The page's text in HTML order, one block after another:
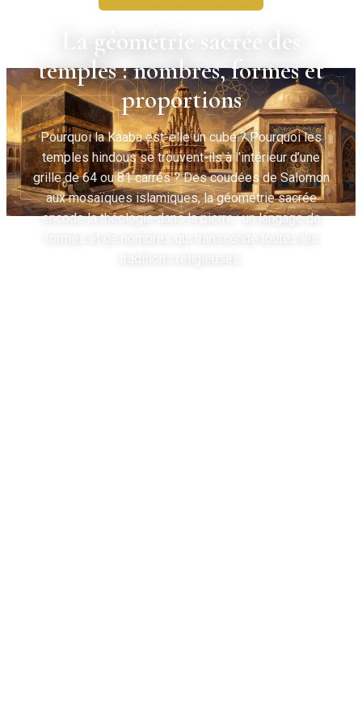
La géométrie sacrée des
temples : nombres, formes et
proportions
Pourquoi la Kaaba est-elle un cube ? Pourquoi les
temples hindous se trouvent-ils à l’intérieur d’une
grille de 64 ou 81 carrés ? Des coudées de Salomon
aux mosaïques islamiques, la géométrie sacrée
encode la théologie dans la pierre : un langage de